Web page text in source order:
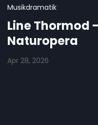
Musikdramatik
Line Thormod
Naturopera
Apr 28, 2026